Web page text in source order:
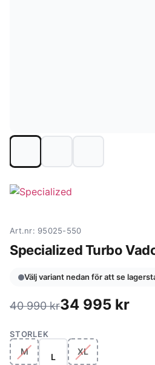
Art.nr: 95025-550
Specialized Turbo
Välj variant nedan för att se
40 990kr34 995 kr
STORLEK
M
L
XL